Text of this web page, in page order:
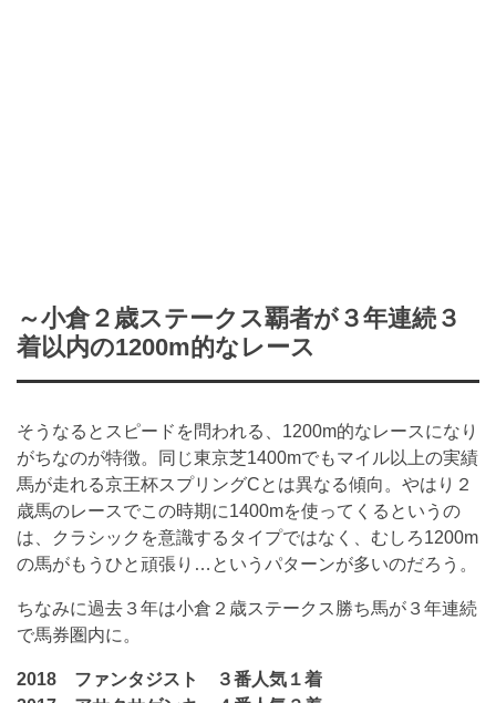
～小倉２歳ステークス覇者が３年連続３
着以内の1200m的なレース
そうなるとスピードを問われる、1200m的なレースになり
がちなのが特徴。同じ東京芝1400mでもマイル以上の実績
馬が走れる京王杯スプリングCとは異なる傾向。やはり２
歳馬のレースでこの時期に1400mを使ってくるというの
は、クラシックを意識するタイプではなく、むしろ1200m
の馬がもうひと頑張り…というパターンが多いのだろう。
ちなみに過去３年は小倉２歳ステークス勝ち馬が３年連続
で馬券圏内に。
2018 ファンタジスト ３番人気１着